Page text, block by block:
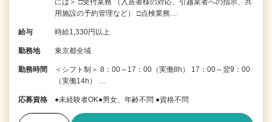
には＞ □受付業務 （入居者様の対応、引越業者への指示、共
用施設の予約管理など） □点検業務…
給与 時給1,330円以上
勤務地 東京都全域
勤務時間
＜シフト制＞ 8：00～17：00（実働8h） 17：00～翌9：00
（実働14h） …
応募資格 ●未経験者OK●男女、年齢不問 ●資格不問